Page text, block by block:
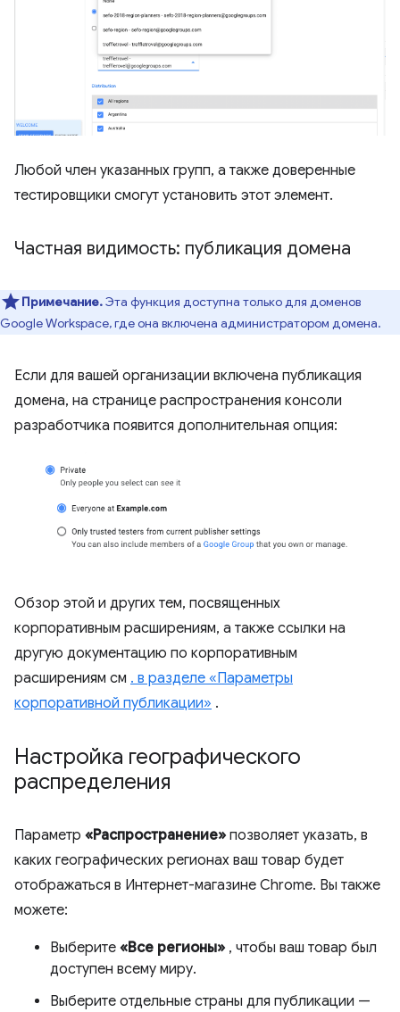
Любой член указанных групп, а также доверенные
тестировщики смогут установить этот элемент.
Частная видимость: публикация домена
Примечание.Эта функция доступна только для доменов
Google Workspace, где она включена администратором домена.
Если для вашей организации включена публикация
домена, на странице распространения консоли
разработчика появится дополнительная опция:
Обзор этой и других тем, посвященных
корпоративным расширениям, а также ссылки на
другую документацию по корпоративным
расширениям см . в разделе «Параметры
корпоративной публикации» .
Настройка географического
распределения
Параметр «Распространение» позволяет указать, в
каких географических регионах ваш товар будет
отображаться в Интернет-магазине Chrome. Вы также
можете:
Выберите «Все регионы» , чтобы ваш товар был
доступен всему миру.
Выберите отдельные страны для публикации —